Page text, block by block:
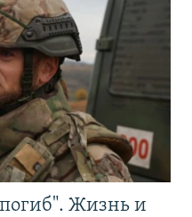
погиб". Жизнь и